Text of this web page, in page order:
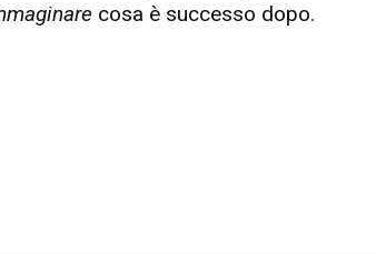
cosa è successo dopo.